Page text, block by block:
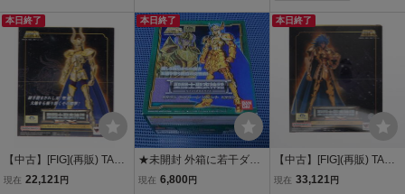
バル版) 聖闘士星矢 完成
品 可動フィギュア
本日終了
【中古】[FIG](再販) TAMA
SHII NATIONS STORE限
現在 22,121 円
本日終了
★未開封 外箱に若干ダメ
ージあり★TAMASHII NAT
現在 6,800 円
本日終了
【中古】[FIG](再販) TAMA
SHII NATIONS STORE限
現在 33,121 円